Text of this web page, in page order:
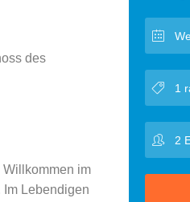
des
Willkommen im
Lebendigen